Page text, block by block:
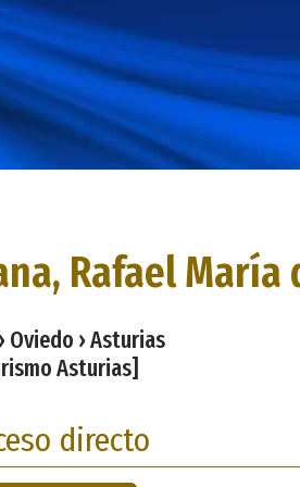
Rafael María
Oviedo › Asturias
Asturias]
directo